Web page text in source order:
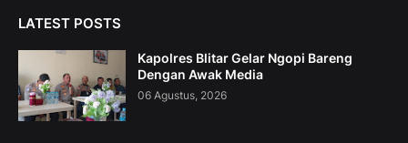
LATEST POSTS
Kapolres Blitar Gelar Ngopi Bareng
Dengan Awak Media
06 Agustus, 2026